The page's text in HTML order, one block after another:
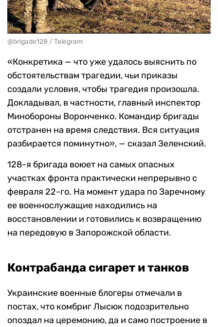
@brigade128 / Telegram
«Конкретика — что уже удалось выяснить по
обстоятельствам трагедии, чьи приказы
создали условия, чтобы трагедия произошла.
Докладывал, в частности, главный инспектор
Минобороны Воронченко. Командир бригады
отстранен на время следствия. Вся ситуация
разбирается поминутно», — сказал Зеленский.
128-я бригада воюет на самых опасных
участках фронта практически непрерывно с
февраля 22-го. На момент удара по Заречному
ее военнослужащие находились на
восстановлении и готовились к возвращению
на передовую в Запорожской области.
Контрабанда сигарет и танков
Украинские военные блогеры отмечали в
постах, что комбриг Лысюк подозрительно
опоздал на церемонию, да и само построение в